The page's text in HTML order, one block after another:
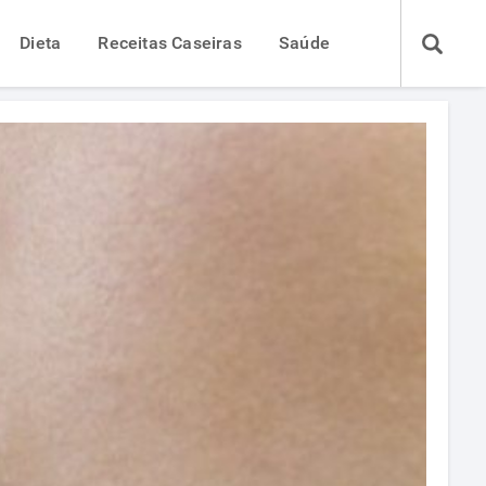
Dieta Receitas Caseiras Saúde